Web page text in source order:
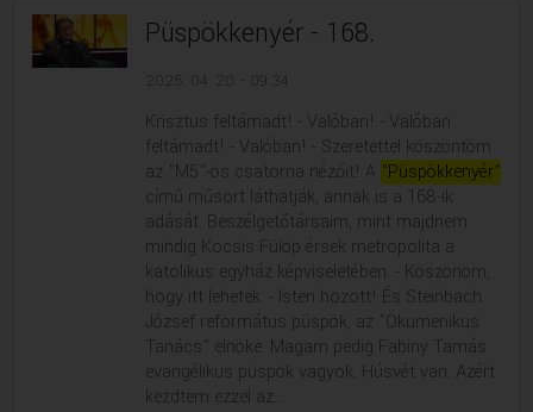
Püspökkenyér - 168.
2025. 04. 20. - 09:34
Krisztus feltámadt! - Valóban! - Valóban
feltámadt! - Valóban! - Szeretettel köszöntöm
az "M5"-ös csatorna nézőit! A "Püspökkenyér"
című műsort láthatják, annak is a 168-ik
adását. Beszélgetőtársaim, mint majdnem
mindig Kocsis Fülöp érsek metropolita a
katolikus egyház képviseletében. - Köszönöm,
hogy itt lehetek. - Isten hozott! És Steinbach
József református püspök, az "Ökumenikus
Tanács" elnöke. Magam pedig Fabiny Tamás
evangélikus püspök vagyok. Húsvét van. Azért
kezdtem ezzel az...